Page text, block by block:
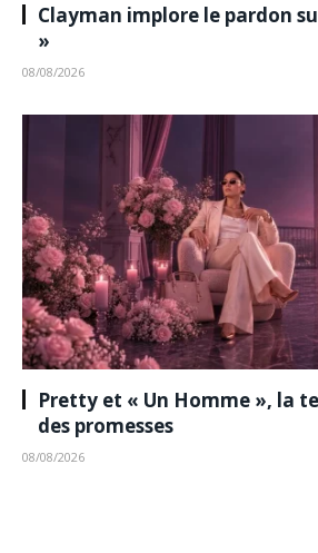
Clayman implore le pardon
»
08/08/2026
Pretty et « Un Homme », la
des promesses
08/08/2026